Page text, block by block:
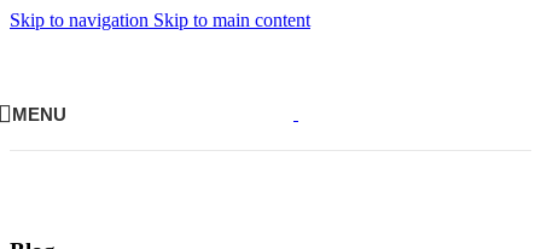
Skip to navigation Skip to main content
MENU